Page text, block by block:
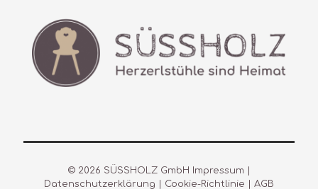
© 2026 SÜSSHOLZ GmbH Impressum
Datenschutzerklärung
Cookie-Richtlinie AGB